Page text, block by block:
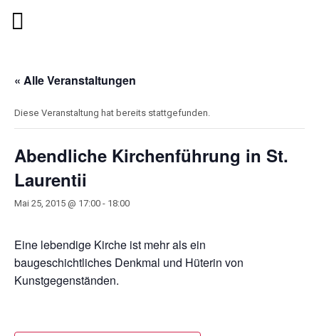
« Alle Veranstaltungen
Diese Veranstaltung hat bereits stattgefunden.
Abendliche Kirchenführung in St.
Laurentii
Mai 25, 2015 @ 17:00 - 18:00
Eine lebendige Kirche ist mehr als ein
baugeschichtliches Denkmal und Hüterin von
Kunstgegenständen.